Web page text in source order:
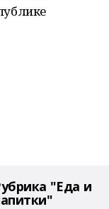
"Еда и